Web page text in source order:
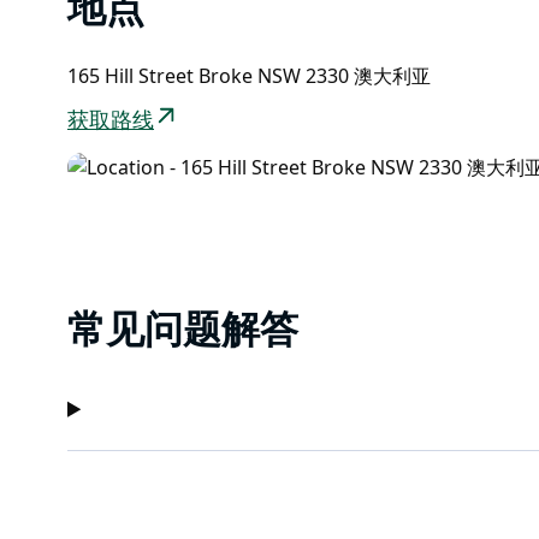
地点
165 Hill Street Broke NSW 2330 澳大利亚
获取路线
常见问题解答